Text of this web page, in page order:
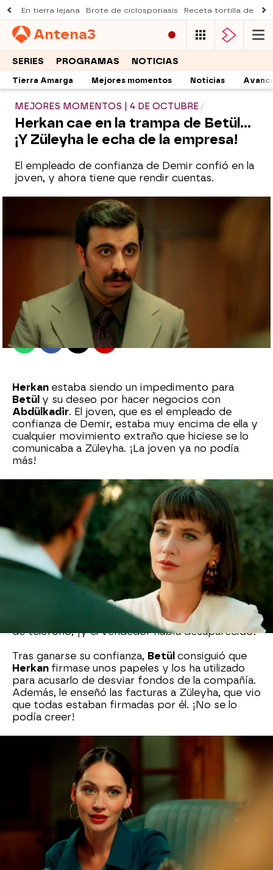
En tierra lejana Brote de ciclosporiasis Receta tortilla de
Antena3
SERIES PROGRAMAS NOTICIAS
Tierra Amarga Mejores momentos Noticias
MEJORES MOMENTOS | 4 DE OCTUBRE
Herkan cae en la trampa de Betül…
¡Y Züleyha le echa de la empresa!
El empleado de confianza de Demir confió en la
joven, y ahora tiene que rendir cuentas.
Sara Ruiz
Madrid
Publicado: 04 de octubre de 2022, 18:38
WhatsappFacebook
X Flipboard
Herkan estaba siendo un impedimento para
Betül y su deseo por hacer negocios con
Abdülkadir. El joven, que es el empleado de
confianza de Demir, estaba muy encima de ella y
cualquier movimiento extraño que hiciese se lo
comunicaba a Züleyha. ¡La joven ya no podía
más!
quería hacer y deshacer a su manera, pero
su presencia se lo impedía. Así que decidió
ganárselo y así tenderle una trampa. Abdülkadir
le dijo a la joven que la mejor manera de
conseguirlo era seduciéndole. ¡Ella podría hacerlo
fácilmente! La joven aceptó ylo invitó a cenar
aunque no tuvo el resultado esperado.
Por ese motivo,se presentó en su casa y le dijo
que la habían estafado. Betülle contó a
Herkan
que había gastado 20 mil liras en contestadores
de teléfono, ¡y el vendedor había desaparecido!
Tras ganarse su confianza, Betül consiguió que
Herkan firmase unos papeles y los ha utilizado
para acusarlo de desviar fondos de la compañía.
Además, le enseñó las facturas a Züleyha, que vio
que todas estaban firmadas por él. ¡No se lo
podía creer!
Ahora la mujer de Demir se ha enfrentado a
. El empleado de confianza de la empresa
ha intentado explicarlo todo aZüleyha
no se cree ninguna de sus palabras. Piensa que
solo quiere echarle la culpa aBetül.
“Ella me tendió una trampa, soy inocente”, ha
insistido. PeroZüleyha
ya no se fía de él… ¡Y
quiere que pague de inmediato todo ese dinero!
Si no lo hace, irá a prisión.